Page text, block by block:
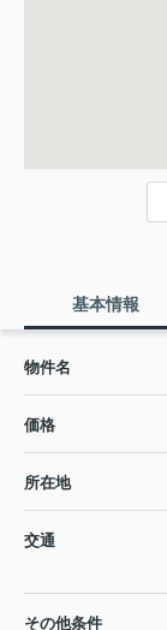
基本情報
物件名
価格
所在地
交通
その他条件